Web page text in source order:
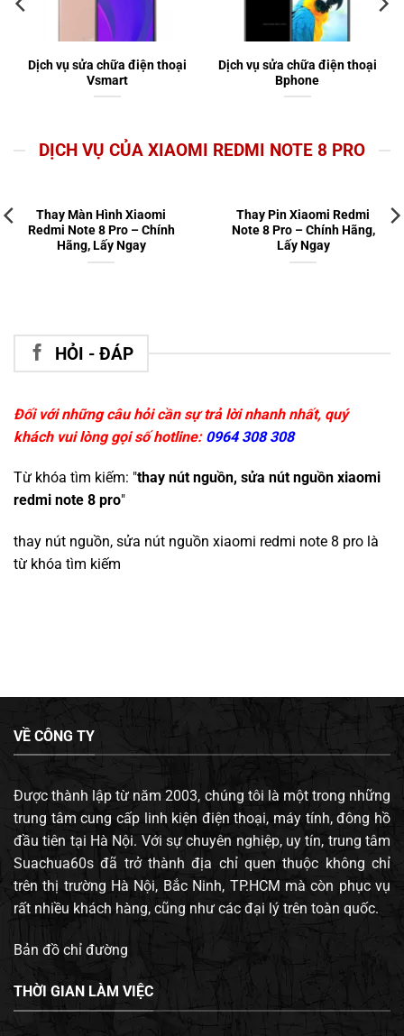
Dịch vụ sửa chữa điện thoại
Vsmart
Dịch vụ sửa chữa điện thoại
Bphone
DỊCH VỤ CỦA XIAOMI REDMI NOTE 8 PRO
Thay Màn Hình Xiaomi
Redmi Note 8 Pro – Chính
Hãng, Lấy Ngay
Thay Pin Xiaomi Redmi
Note 8 Pro – Chính Hãng,
Lấy Ngay
HỎI - ĐÁP
Đối với những câu hỏi cần sự trả lời nhanh nhất, quý
khách vui lòng gọi số hotline: 0964 308 308
Từ khóa tìm kiếm: "thay nút nguồn, sửa nút nguồn xiaomi
redmi note 8 pro"
thay nút nguồn, sửa nút nguồn xiaomi redmi note 8 pro là
từ khóa tìm kiếm
VỀ CÔNG TY
Được thành lập từ năm 2003, chúng tôi là một trong những
trung tâm cung cấp linh kiện điện thoại, máy tính, đông hồ
đầu tiên tại Hà Nội. Với sự chuyên nghiệp, uy tín, trung tâm
Suachua60s đã trở thành địa chỉ quen thuộc không chỉ
trên thị trường Hà Nội, Bắc Ninh, TP.HCM mà còn phục vụ
rất nhiều khách hàng, cũng như các đại lý trên toàn quốc.
Bản đồ chỉ đường
THỜI GIAN LÀM VIỆC